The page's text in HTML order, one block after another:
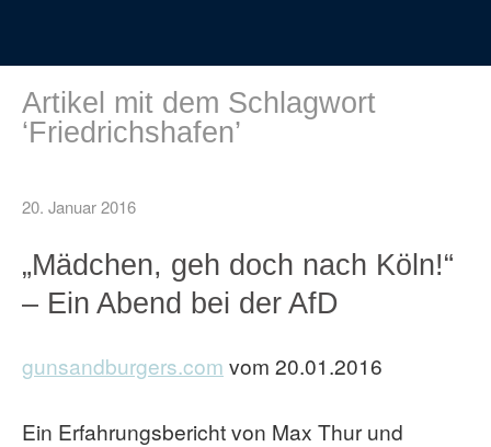
Artikel mit dem Schlagwort
‘Friedrichshafen’
20. Januar 2016
„Mädchen, geh doch nach Köln!“
– Ein Abend bei der AfD
gunsandburgers.com vom 20.01.2016
Ein Erfahrungsbericht von Max Thur und